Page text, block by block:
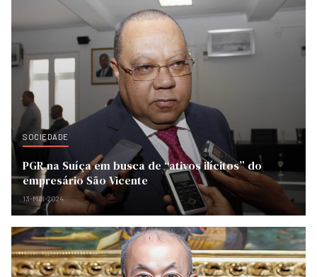
SOCIEDADE
PGR na Suíça em busca de “ativos ilícitos” do
empresário São Vicente
13-MAI-2024